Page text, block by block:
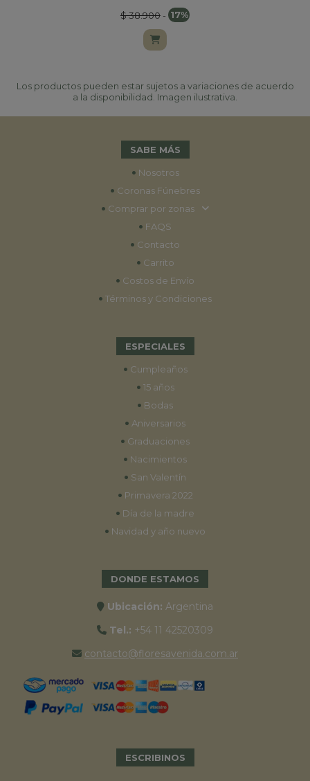
$ 38.900- 17%
Los productos pueden estar sujetos a variaciones de acuerdo
a la disponibilidad. Imagen ilustrativa.
SABE MÁS
• Nosotros
• Coronas Fúnebres
• Comprar por zonas
• FAQS
• Contacto
• Carrito
• Costos de Envío
• Términos y Condiciones
ESPECIALES
• Cumpleaños
• 15 años
• Bodas
• Aniversarios
• Graduaciones
• Nacimientos
• San Valentín
• Primavera 2022
• Día de la madre
• Navidad y año nuevo
DONDE ESTAMOS
Ubicación: Argentina
Tel.: +54 11 42520309
contacto@floresavenida.com.ar
ESCRIBINOS